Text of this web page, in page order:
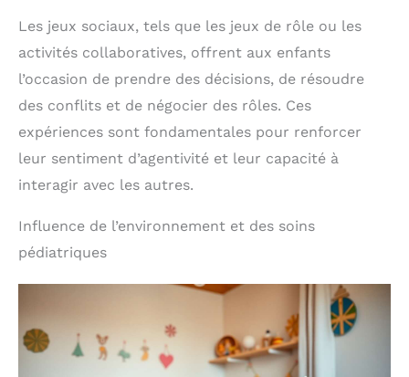
du bas. Et sur le panneau
compter avec leurs
doigts. Combien y a-t-il
d'animaux bruns? Busy
board bebe
COMPÉTENCES ET DES
CAPACITÉS COGNITIVES -
Grâce au valise
Montessori, les enfants
développeront leurs
fine. Son format de
fait un jouet organisé, et
voyage pour partir en
voiture comme
alternative aux écrans
Les jeux sociaux, tels que les jeux de rôle ou les
activités collaboratives, offrent aux enfants
l’occasion de prendre des décisions, de résoudre
des conflits et de négocier des rôles. Ces
expériences sont fondamentales pour renforcer
leur sentiment d’agentivité et leur capacité à
interagir avec les autres.
Influence de l’environnement et des soins
pédiatriques